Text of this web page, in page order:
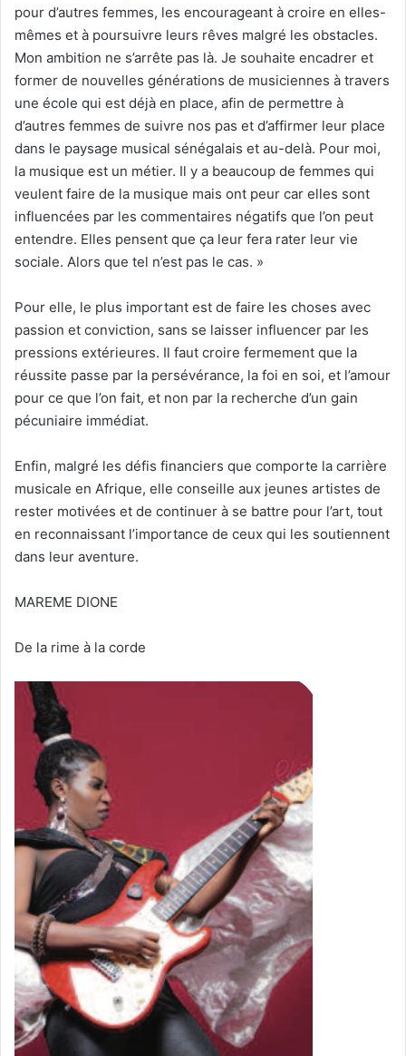
pour d’autres femmes, les encourageant à croire en elles-
mêmes et à poursuivre leurs rêves malgré les obstacles.
Mon ambition ne s’arrête pas là. Je souhaite encadrer et
former de nouvelles générations de musiciennes à travers
une école qui est déjà en place, afin de permettre à
d’autres femmes de suivre nos pas et d’affirmer leur place
dans le paysage musical sénégalais et au-delà. Pour moi,
la musique est un métier. Il y a beaucoup de femmes qui
veulent faire de la musique mais ont peur car elles sont
influencées par les commentaires négatifs que l’on peut
entendre. Elles pensent que ça leur fera rater leur vie
sociale. Alors que tel n’est pas le cas. »
Pour elle, le plus important est de faire les choses avec
passion et conviction, sans se laisser influencer par les
pressions extérieures. Il faut croire fermement que la
réussite passe par la persévérance, la foi en soi, et l’amour
pour ce que l’on fait, et non par la recherche d’un gain
pécuniaire immédiat.
Enfin, malgré les défis financiers que comporte la carrière
musicale en Afrique, elle conseille aux jeunes artistes de
rester motivées et de continuer à se battre pour l’art, tout
en reconnaissant l’importance de ceux qui les soutiennent
dans leur aventure.
MAREME DIONE
De la rime à la corde